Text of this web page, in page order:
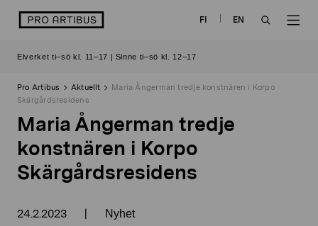
logo FI
EN
Elverket ti–sö kl. 11–17 | Sinne ti–sö kl. 12–17
Pro Artibus Aktuellt
Maria Ångerman tredje konstnären i Korpo
Skärgårdsresidens
Maria Ångerman tredje
konstnären i Korpo
Skärgårdsresidens
24.2.2023 | Nyhet